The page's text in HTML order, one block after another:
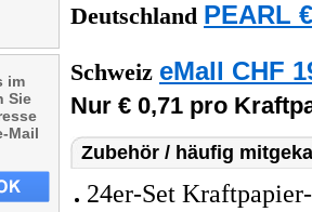
im
Sie
Mail
Deutschland PEARL
Schweiz eMall CHF
Nur € 0,71 pro
Zubehör / häufig
24er-Set